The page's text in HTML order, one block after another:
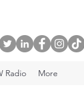
Radio More